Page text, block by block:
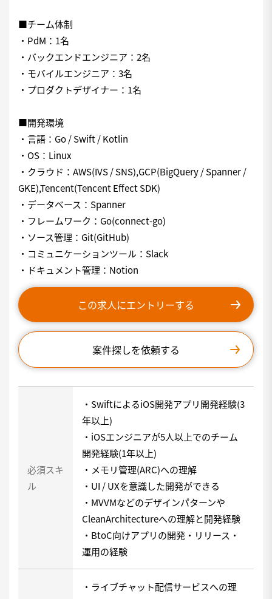
■チーム体制
・PdM：1名
・バックエンドエンジニア：2名
・モバイルエンジニア：3名
・プロダクトデザイナー：1名
■開発環境
・言語：Go / Swift / Kotlin
・OS：Linux
・クラウド：AWS(IVS / SNS),GCP(BigQuery / Spanner /
GKE),Tencent(Tencent Effect SDK)
・データベース：Spanner
・フレームワーク：Go(connect-go)
・ソース管理：Git(GitHub)
・コミュニケーションツール：Slack
・ドキュメント管理：Notion
この求人にエントリーする
案件探しを依頼する
必須スキ
ル
・SwiftによるiOS開発アプリ開発経験(3
年以上)
・iOSエンジニアが5人以上でのチーム
開発経験(1年以上)
・メモリ管理(ARC)への理解
・UI / UXを意識した開発ができる
・MVVMなどのデザインパターンや
CleanArchitectureへの理解と開発経験
・BtoC向けアプリの開発・リリース・
運用の経験
・ライブチャット配信サービスへの理